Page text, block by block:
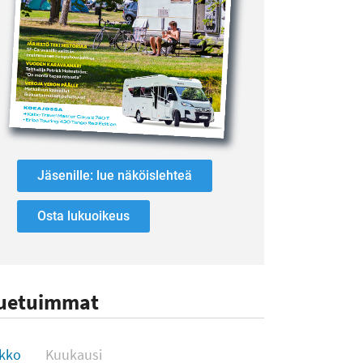
Jäsenille: lue näköislehteä
Osta lukuoikeus
Kuukausi